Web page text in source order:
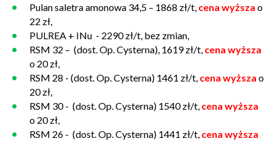
Pulan saletra amonowa 34,5 – 1868 zł/t, cena wyższa o
22 zł,
PULREA + INu - 2290 zł/t, bez zmian,
RSM 32 – (dost. Op. Cysterna), 1619 zł/t, cena wyższa
o 20 zł,
RSM 28 - (dost. Op. Cysterna) 1461 zł/t, cena wyższa o
20 zł,
RSM 30 - (dost. Op. Cysterna) 1540 zł/t, cena wyższa
o 20 zł,
RSM 26 - (dost. Op. Cysterna) 1441 zł/t, cena wyższa